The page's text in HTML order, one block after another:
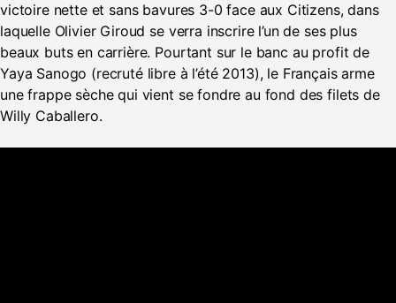
victoire nette et sans bavures 3-0 face aux Citizens, dans
laquelle Olivier Giroud se verra inscrire l’un de ses plus
beaux buts en carrière. Pourtant sur le banc au profit de
Yaya Sanogo (recruté libre à l’été 2013), le Français arme
une frappe sèche qui vient se fondre au fond des filets de
Willy Caballero.